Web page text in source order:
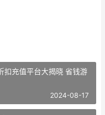
扣充值平台大揭晓 省钱游
2024-08-17